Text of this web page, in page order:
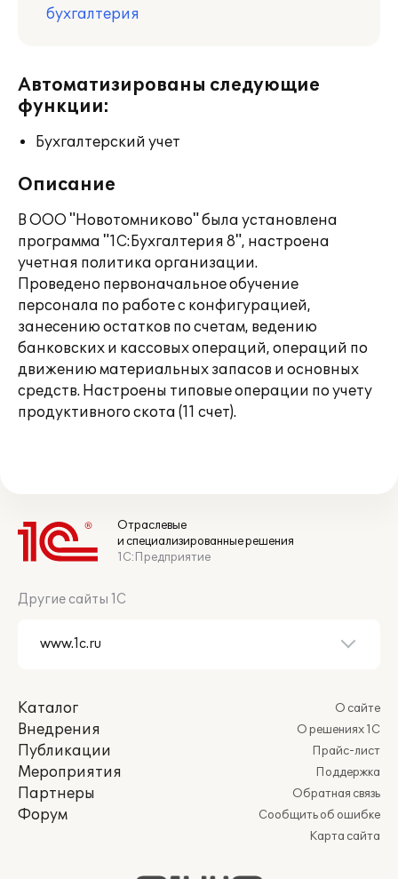
бухгалтерия
Автоматизированы следующие
функции:
Бухгалтерский учет
Описание
В ООО "Новотомниково" была установлена
программа "1С:Бухгалтерия 8", настроена
учетная политика организации.
Проведено первоначальное обучение
персонала по работе с конфигурацией,
занесению остатков по счетам, ведению
банковских и кассовых операций, операций по
движению материальных запасов и основных
средств. Настроены типовые операции по учету
продуктивного скота (11 счет).
Отраслевые
и специализированные решения
1С:Предприятие
Другие сайты 1С
Каталог
Внедрения
Публикации
Мероприятия
Партнеры
Форум
О сайте
О решениях 1С
Прайс-лист
Поддержка
Обратная связь
Сообщить об ошибке
Карта сайта